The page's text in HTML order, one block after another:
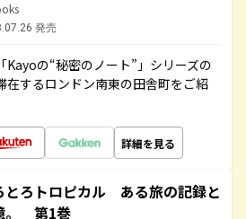
発売
Kayoの“秘密のノート”」シリーズの
在するロンドン南東の田舎町をご紹
詳細を見る
とろトロピカル ある旅の記録と
。 第1巻